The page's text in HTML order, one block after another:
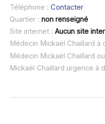
Téléphone : Contacter
Quartier : non renseigné
Site internet : Aucun site
Médecin Mickaël Chaillard à
Médecin Mickaël Chaillard
Mickaël Chaillard urgence à